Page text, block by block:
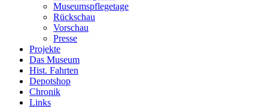
Museumspflegetage
Rückschau
Vorschau
Presse
Projekte
Das Museum
Hist. Fahrten
Depotshop
Chronik
Links